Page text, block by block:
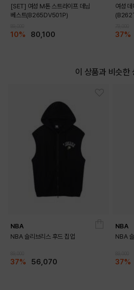
[SET] 여성 M톤 스트라이프 데님
베스트(B265DV501P)
10% 80,100
여성
37%
이 상품과 비슷한
NBA
NBA 슬리브리스 후드 집업
37% 56,070
NBA
NBA
37%